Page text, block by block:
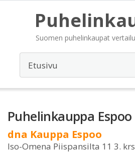
Suomen puhelinkaupat
Puhelinkauppa Espoo
dna Kauppa Espoo
Iso-Omena Piispansilta 11 3.